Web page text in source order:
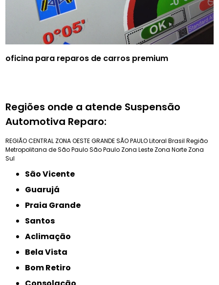
oficina para reparos de carros premium
Regiões onde a atende Suspensão
Automotiva Reparo:
REGIÃO CENTRAL ZONA OESTEGRANDE SÃO PAULOLitoral Brasil Região
Metropolitana de São PauloSão Paulo Zona Leste Zona Norte Zona
Sul
São Vicente
Guarujá
Praia Grande
Santos
Aclimação
Bela Vista
Bom Retiro